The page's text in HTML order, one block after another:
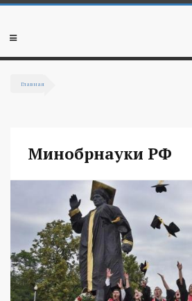
Перейти к основному содержанию
Мобильное
Главная
Минобрнауки РФ